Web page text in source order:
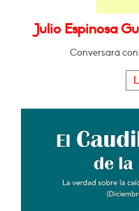
Julio Espinosa
Conversará